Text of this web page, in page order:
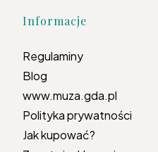
Informacje
Regulaminy
Blog
www.muza.gda.pl
Polityka prywatności
Jak kupować?